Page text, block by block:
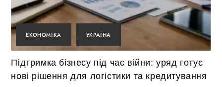
ЕКОНОМІКА УКРАЇНА
Підтримка бізнесу під час війни: уряд готує
нові рішення для логістики та кредитування